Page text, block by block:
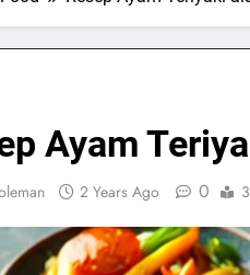
Ayam
2 Years Ago 0